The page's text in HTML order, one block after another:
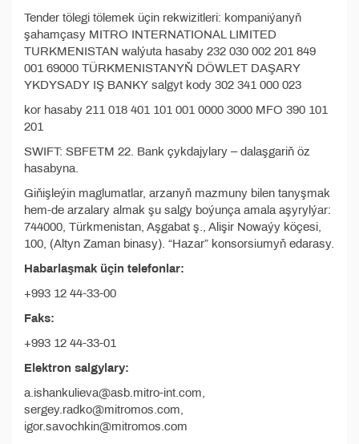
Tender tölegi tölemek üçin rekwizitleri: kompaniýanyň
şahamçasy MITRO INTERNATIONAL LIMITED
TURKMENISTAN walýuta hasaby 232 030 002 201 849
001 69000 TÜRKMENISTANYŇ DÖWLET DAŞARY
YKDYSADY IŞ BANKY salgyt kody 302 341 000 023
kor hasaby 211 018 401 101 001 0000 3000 MFO 390 101
201
SWIFT: SBFETM 22. Bank çykdajylary – dalaşgariň öz
hasabyna.
Giňişleýin maglumatlar, arzanyň mazmuny bilen tanyşmak
hem-de arzalary almak şu salgy boýunça amala aşyrylýar:
744000, Türkmenistan, Aşgabat ş., Alişir Nowaýy köçesi,
100, (Altyn Zaman binasy). “Hazar” konsorsiumyň edarasy.
Habarlaşmak üçin telefonlar:
+993 12 44-33-00
Faks:
+993 12 44-33-01
Elektron salgylary:
a.ishankulieva@asb.mitro-int.com,
sergey.radko@mitromos.com,
igor.savochkin@mitromos.com